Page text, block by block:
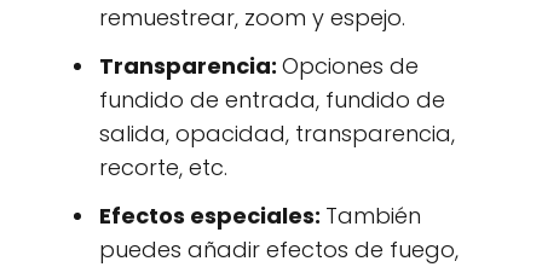
remuestrear, zoom y espejo.
Transparencia: Opciones de
fundido de entrada, fundido de
salida, opacidad, transparencia,
recorte, etc.
Efectos especiales: También
puedes añadir efectos de fuego,